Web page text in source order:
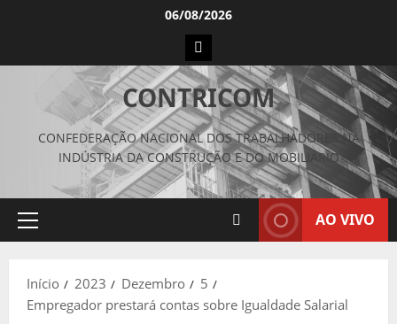
06/08/2026
Instagram
CONTRICOM
CONFEDERAÇÃO NACIONAL DOS TRABALHADORES NA
INDÚSTRIA DA CONSTRUÇÃO E DO MOBILIÁRIO
Menu
AO VIVO
Início 2023 Dezembro
5
Empregador prestará contas sobre Igualdade Salarial